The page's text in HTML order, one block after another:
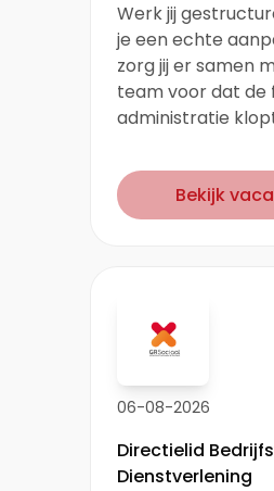
Werk jij
je een echte
zorg jij er samen
team voor dat de
administratie
Bekijk
06-08-2026
Directielid
Dienstverlening